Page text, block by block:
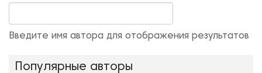
Введите имя автора для отображения результатов
Популярные авторы